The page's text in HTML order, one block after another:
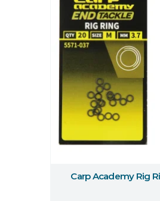
Carp Academy Rig